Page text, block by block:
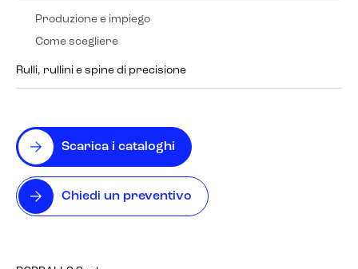
Scarica i cataloghi
Chiedi un preventivo
Produzione e impiego
Come scegliere
Rulli, rullini e spine di precisione